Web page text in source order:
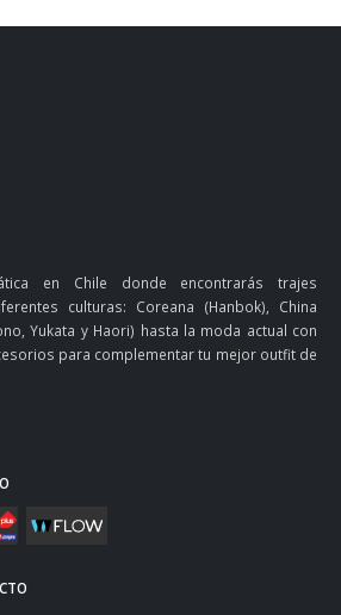
en Chile donde encontrarás trajes
culturas: Coreana (Hanbok), China
Yukata y Haori) hasta la moda actual con
para complementar tu mejor outfit de